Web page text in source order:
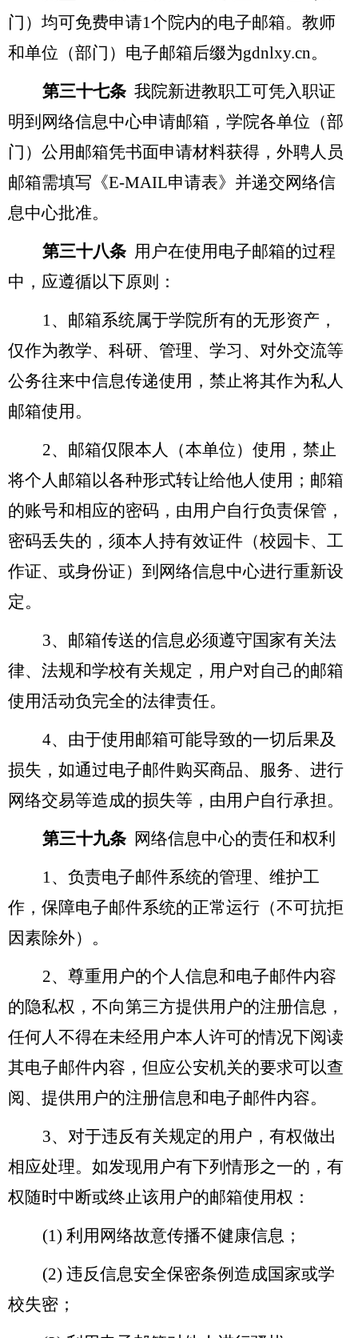
门）均可免费申请1个院内的电子邮箱。教师
和单位（部门）电子邮箱后缀为gdnlxy.cn。
第三十七条 我院新进教职工可凭入职证
明到网络信息中心申请邮箱，学院各单位（部
门）公用邮箱凭书面申请材料获得，外聘人员
邮箱需填写《E-MAIL申请表》并递交网络信
息中心批准。
第三十八条 用户在使用电子邮箱的过程
中，应遵循以下原则：
1、邮箱系统属于学院所有的无形资产，
仅作为教学、科研、 管理、学习、对外交流等
公务往来中信息传递使用，禁止将其作为私人
邮箱使用。
2、邮箱仅限本人（本单位）使用，禁止
将个人邮箱以各种形式转让给他人使用；邮箱
的账号和相应的密码，由用户自行负责保管，
密码丢失的，须本人持有效证件（校园卡、工
作证、或身份证）到网络信息中心进行重新设
定。
3、邮箱传送的信息必须遵守国家有关法
律、法规和学校有关规定，用户对自己的邮箱
使用活动负完全的法律责任。
4、由于使用邮箱可能导致的一切后果及
损失，如通过电子邮件购买商品、服务、进行
网络交易等造成的损失等，由用户自行承担。
第三十九条 网络信息中心的责任和权利
1、负责电子邮件系统的管理、维护工
作，保障电子邮件系统的正常运行（不可抗拒
因素除外）。
2、尊重用户的个人信息和电子邮件内容
的隐私权，不向第三方提供用户的注册信息，
任何人不得在未经用户本人许可的情况下阅读
其电子邮件内容，但应公安机关的要求可以查
阅、提供用户的注册信息和电子邮件内容。
3、对于违反有关规定的用户，有权做出
相应处理。如发现用户有下列情形之一的，有
权随时中断或终止该用户的邮箱使用权：
(1) 利用网络故意传播不健康信息；
(2) 违反信息安全保密条例造成国家或学
校失密；